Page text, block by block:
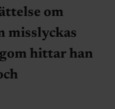
om
misslyckas
hittar han